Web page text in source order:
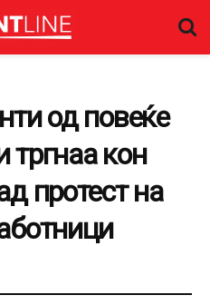
од повеќе
тргнаа кон
протест на